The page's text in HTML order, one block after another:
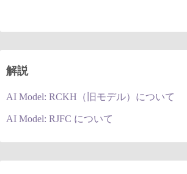
解説
AI Model: RCKH（旧モデル）について
AI Model: RJFC について